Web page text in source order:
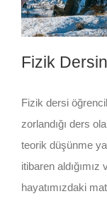
Fizik
Fizik dersi
zorlandığı ders
teorik düşünme
itibaren
hayatımızdaki